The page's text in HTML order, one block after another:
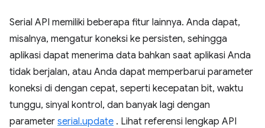
Serial API memiliki beberapa fitur lainnya. Anda dapat,
misalnya, mengatur koneksi ke persisten, sehingga
aplikasi dapat menerima data bahkan saat aplikasi Anda
tidak berjalan, atau Anda dapat memperbarui parameter
koneksi di dengan cepat, seperti kecepatan bit, waktu
tunggu, sinyal kontrol, dan banyak lagi dengan
parameter serial.update . Lihat referensi lengkap API